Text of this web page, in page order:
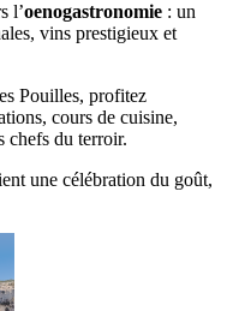
l’oenogastronomie : un
vins prestigieux et
Pouilles, profitez
cours de cuisine,
chefs du terroir.
une célébration du goût,